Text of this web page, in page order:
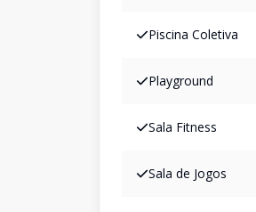
Piscina Coletiva
Playground
Sala Fitness
Sala de Jogos